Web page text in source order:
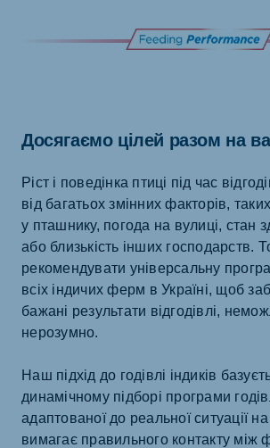
Досягаємо цілей разом на
Ріст і поведінка птиці під час
від багатьох змінних факторів,
у пташнику, погода на вулиці, стан
або близькість інших господарств.
рекомендувати універсальну
всіх індичих ферм в Україні, щоб
бажані результати відгодівлі,
нерозумно.
Наш підхід до годівлі індиків
динамічному підборі програми
адаптованої до реальної ситуації
вимагає правильного контакту між